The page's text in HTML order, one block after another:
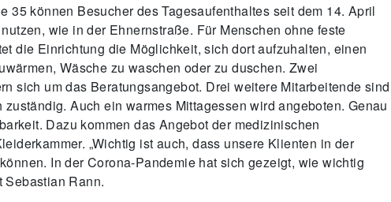
35 können Besucher des Tagesaufenthaltes seit dem 14. April
wie in der Ehnernstraße. Für Menschen ohne feste
die Einrichtung die Möglichkeit, sich dort aufzuhalten, einen
Wäsche zu waschen oder zu duschen. Zwei
sich um das Beratungsangebot. Drei weitere Mitarbeitende sind
Auch ein warmes Mittagessen wird angeboten. Genau
Dazu kommen das Angebot der medizinischen
„Wichtig ist auch, dass unsere Klienten in der
In der Corona-Pandemie hat sich gezeigt, wie wichtig
Sebastian Rann.